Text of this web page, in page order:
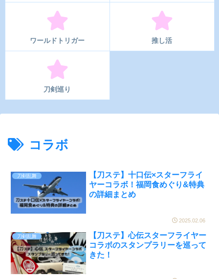
ワールドトリガー 推し活
刀剣巡り
コラボ
刀剣乱舞
【刀ステ】十口伝×スターフライ
ヤーコラボ！福岡食めぐり&特典
の詳細まとめ
2025.02.06
刀剣乱舞
【刀ステ】心伝スターフライヤー
コラボのスタンプラリーを巡って
きた！